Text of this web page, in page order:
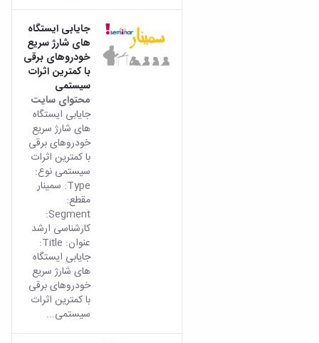
جایابی ایستگاه
های شارژ سریع
خودروهای برقی
با کمترین اثرات
سیستمی
محتوای سایت
جایابی ایستگاه
های شارژ سریع
خودروهای برقی
با کمترین اثرات
سیستمی نوع:
Type: سمینار
مقطع:
Segment:
کارشناسی ارشد
عنوان: Title:
جایابی ایستگاه
های شارژ سریع
خودروهای برقی
با کمترین اثرات
سیستمی...